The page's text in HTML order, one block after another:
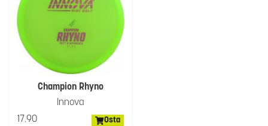
Champion Rhyno
Innova
17.90
Osta